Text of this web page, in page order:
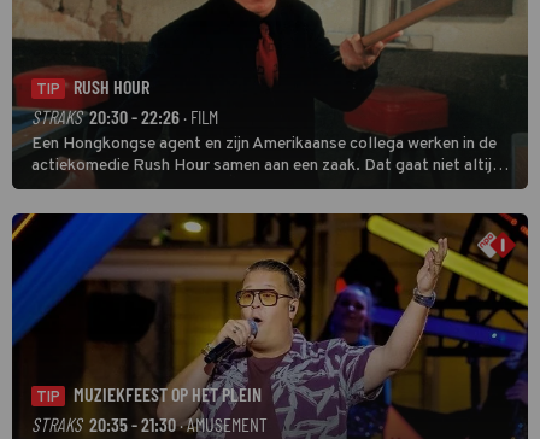
TIP
RUSH HOUR
STRAKS 20:30 - 22:26· FILM
Een Hongkongse agent en zijn Amerikaanse collega werken in de
actiekomedie Rush Hour samen aan een zaak. Dat gaat niet altijd
van een leien dakje.
TIP
MUZIEKFEEST OP HET PLEIN
STRAKS 20:35 - 21:30· AMUSEMENT